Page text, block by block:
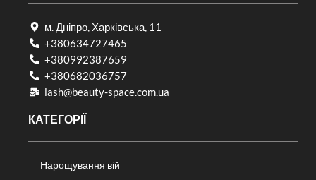
м. Дніпро, Харківська, 11
+380634727465
+380992387659
+380682036757​
lash@beauty-space.com.ua
КАТЕГОРІЇ
Нарощування вій